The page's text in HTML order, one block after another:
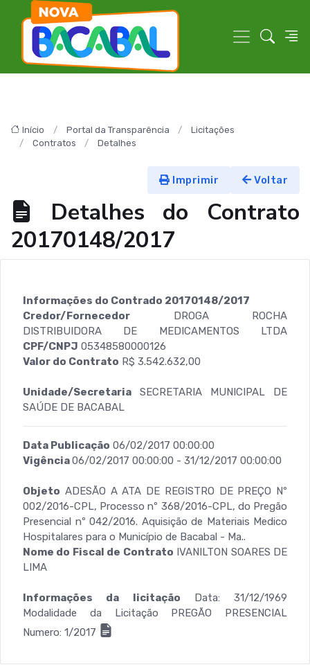
Início Portal da Transparência
Licitações
Contratos
Detalhes
Voltar
Imprimir
Detalhes do Contrato
20170148/2017
Informações do Contrado 20170148/2017
Credor/Fornecedor DROGA ROCHA
DISTRIBUIDORA DE MEDICAMENTOS LTDA
CPF/CNPJ 05348580000126
Valor do Contrato R$ 3.542.632,00
Unidade/Secretaria SECRETARIA MUNICIPAL DE
SAÚDE DE BACABAL
Data Publicação 06/02/2017 00:00:00
Vigência06/02/2017 00:00:00 - 31/12/2017 00:00:00
Objeto ADESÃO A ATA DE REGISTRO DE PREÇO Nº
002/2016-CPL, Processo nº 368/2016-CPL, do Pregão
Presencial nº 042/2016. Aquisição de Materiais Medico
Hospitalares para o Município de Bacabal - Ma..
Nome do Fiscal de Contrato IVANILTON SOARES DE
LIMA
Informações da licitação Data: 31/12/1969
Modalidade da Licitação PREGÃO PRESENCIAL
Numero: 1/2017